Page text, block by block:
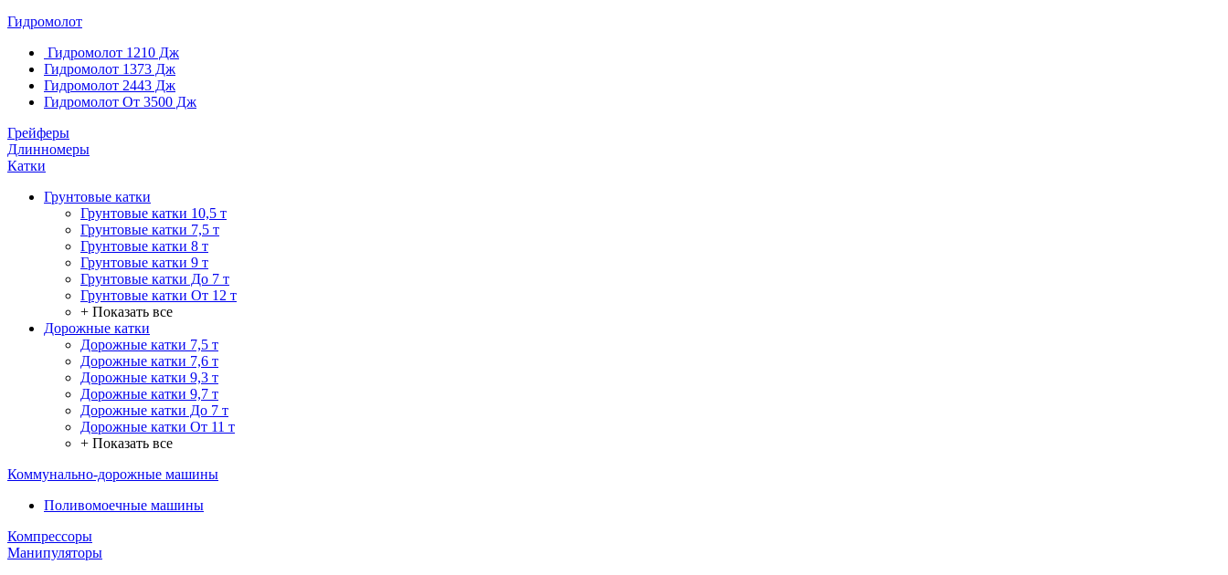
Гидромолот
Гидромолот 1210 Дж
Гидромолот 1373 Дж
Гидромолот 2443 Дж
Гидромолот От 3500 Дж
Грейферы
Длинномеры
Катки
Грунтовые катки
Грунтовые катки 10,5 т
Грунтовые катки 7,5 т
Грунтовые катки 8 т
Грунтовые катки 9 т
Грунтовые катки До 7 т
Грунтовые катки От 12 т
+ Показать все
Дорожные катки
Дорожные катки 7,5 т
Дорожные катки 7,6 т
Дорожные катки 9,3 т
Дорожные катки 9,7 т
Дорожные катки До 7 т
Дорожные катки От 11 т
+ Показать все
Коммунально-дорожные машины
Поливомоечные машины
Компрессоры
Манипуляторы